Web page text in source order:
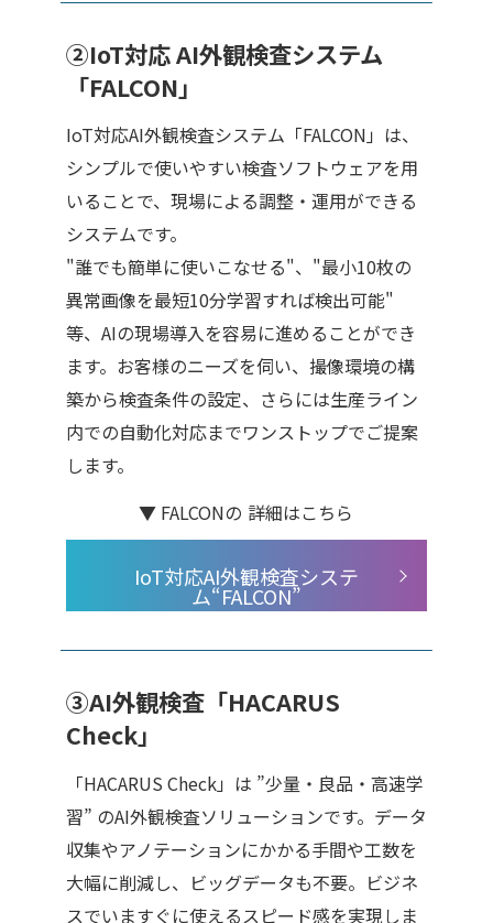
②IoT対応 AI外観検査システム
「FALCON」
IoT対応AI外観検査システム「FALCON」は、
シンプルで使いやすい検査ソフトウェアを用
いることで、現場による調整・運用ができる
システムです。
"誰でも簡単に使いこなせる"、"最小10枚の
異常画像を最短10分学習すれば検出可能"
等、AIの現場導入を容易に進めることができ
ます。お客様のニーズを伺い、撮像環境の構
築から検査条件の設定、さらには生産ライン
内での自動化対応までワンストップでご提案
します。
▼ FALCONの 詳細はこちら
IoT対応AI外観検査システ
ム“FALCON”
③AI外観検査「HACARUS
Check」
「HACARUS Check」は ”少量・良品・高速学
習” のAI外観検査ソリューションです。データ
収集やアノテーションにかかる手間や工数を
大幅に削減し、ビッグデータも不要。ビジネ
スでいますぐに使えるスピード感を実現しま